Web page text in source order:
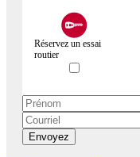
Réservez un essai
routier
Envoyez